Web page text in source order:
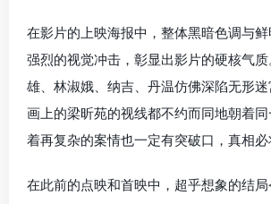
在影片的上映海报中，整体黑暗色调与
强烈的视觉冲击，彰显出影片的硬核气
雄、林淑娥、纳吉、丹温仿佛深陷无形
画上的梁昕苑的视线都不约而同地朝着
着再复杂的案情也一定有突破口，真相必
在此前的点映和首映中，超乎想象的结